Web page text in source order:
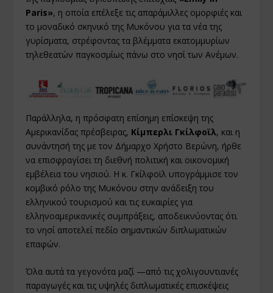
Paris», η οποία επέλεξε τις απαράμιλλες ομορφιές και
το μοναδικό σκηνικό της Μυκόνου για τα νέα της
γυρίσματα, στρέφοντας τα βλέμματα εκατομμυρίων
τηλεθεατών παγκοσμίως πάνω στο νησί των Ανέμων.
Παράλληλα, η πρόσφατη επίσημη επίσκεψη της
Αμερικανίδας πρέσβειρας, Κίμπερλι Γκίλφοϊλ, και η
συνάντησή της με τον Δήμαρχο Χρήστο Βερώνη, ήρθε
να επισφραγίσει τη διεθνή πολιτική και οικονομική
εμβέλεια του νησιού. Η κ. Γκίλφοϊλ υπογράμμισε τον
κομβικό ρόλο της Μυκόνου στην ανάδειξη του
ελληνικού τουρισμού και τις ευκαιρίες για
ελληνοαμερικανικές συμπράξεις, αποδεικνύοντας ότι
το νησί αποτελεί πεδίο σημαντικών διπλωματικών
επαφών.
Όλα αυτά τα γεγονότα μαζί —από τις χολιγουντιανές
παραγωγές και τις υψηλές διπλωματικές επισκέψεις